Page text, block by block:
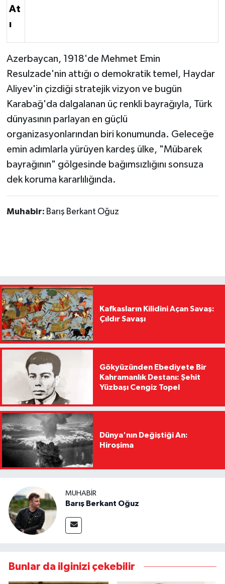
At
ı
Azerbaycan, 1918'de Mehmet Emin
Resulzade'nin attığı o demokratik temel, Haydar
Aliyev'in çizdiği stratejik vizyon ve bugün
Karabağ'da dalgalanan üç renkli bayrağıyla, Türk
dünyasının parlayan en güçlü
organizasyonlarından biri konumunda. Geleceğe
emin adımlarla yürüyen kardeş ülke, "Mübarek
bayrağının" gölgesinde bağımsızlığını sonsuza
dek koruma kararlılığında.
Muhabir: Barış Berkant Oğuz
Kafkasların Kilidini Açan Savaş:
Çıldır Savaşı
Gökyüzünden Ebediyete Bir
Kahramanlık Destanı: Şehit
Yüzbaşı Cengiz Topel
Dünya'nın Değiştiği An:
Hiroşima
MUHABIR
Barış Berkant Oğuz
Bunlar da ilginizi çekebilir